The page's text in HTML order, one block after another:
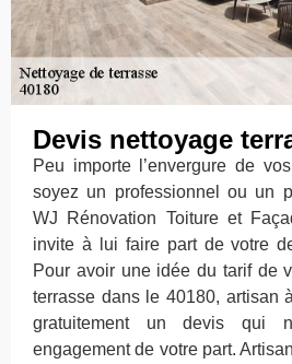
Devis nettoyage
Peu importe l’envergure de
soyez un professionnel ou un
WJ Rénovation Toiture et
invite à lui faire part de votre
Pour avoir une idée du tarif de
terrasse dans le 40180, artisan
gratuitement un devis qui
engagement de votre part.